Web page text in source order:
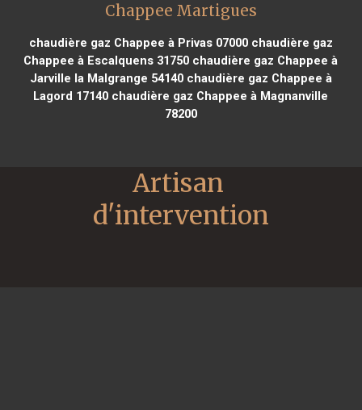
Chappee Martigues
chaudière gaz Chappee à Privas 07000chaudière gaz
Chappee à Escalquens 31750 chaudière gaz Chappee à
Jarville la Malgrange 54140chaudière gaz Chappee à
Lagord 17140 chaudière gaz Chappee à Magnanville
78200
Artisan
d'intervention